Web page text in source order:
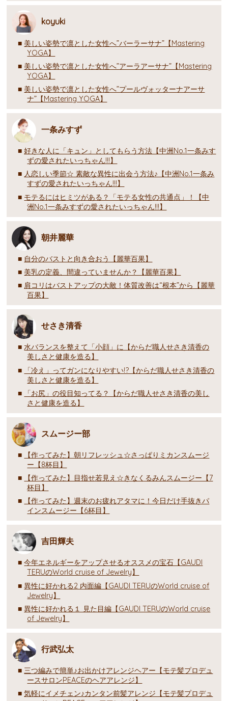
koyuki
美しい姿勢で凛とした女性へ”バーラーサナ”【Mastering
YOGA】
美しい姿勢で凛とした女性へ”アーラアーサナ”【Mastering
YOGA】
美しい姿勢で凛とした女性へ”プールヴォッターナアーサ
ナ”【Mastering YOGA】
一条みすず
好きな人に「キュン」としてもらう方法【中洲No.1一条みす
ずの愛されたいっちゃん!!!】
人恋しい季節☆ 素敵な異性に出会う方法♪【中洲No.1一条み
すずの愛されたいっちゃん!!!】
モテるにはヒミツがある？「モテる女性の共通点」！【中
洲No.1一条みすずの愛されたいっちゃん!!!】
朝井麗華
自分のバストと向き合おう【麗華百果】
美乳の定義、間違っていませんか？【麗華百果】
肩コリはバストアップの大敵！体質改善は“根本”から【麗華
百果】
せさき清香
水バランスを整えて「小顔」に【からだ職人せさき清香の
美しさと健康を造る】
「冷え」ってガンになりやすい!?【からだ職人せさき清香の
美しさと健康を造る】
「お尻」の役目知ってる？【からだ職人せさき清香の美し
さと健康を造る】
スムージー部
【作ってみた】朝リフレッシュ☆さっぱりミカンスムージ
ー【8杯目】
【作ってみた】目指せ若見え☆きなくるみんスムージー【7
杯目】
【作ってみた】週末のお疲れアタマに！今日だけ手抜きパ
インスムージー【6杯目】
吉田輝夫
今年エネルギーをアップさせるオススメの宝石【GAUDI
TERUのWorld cruise of Jewelry】
異性に好かれる2 内面編【GAUDI TERUのWorld cruise of
Jewelry】
異性に好かれる１ 見た目編【GAUDI TERUのWorld cruise
of Jewelry】
行武弘太
三つ編みで簡単♪お出かけアレンジヘアー【モテ髪プロデュ
ースサロンPEACEのヘアアレンジ】
気軽にイメチェン♪カンタン前髪アレンジ【モテ髪プロデュ